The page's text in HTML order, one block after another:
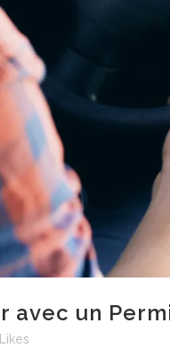
avec un
Likes